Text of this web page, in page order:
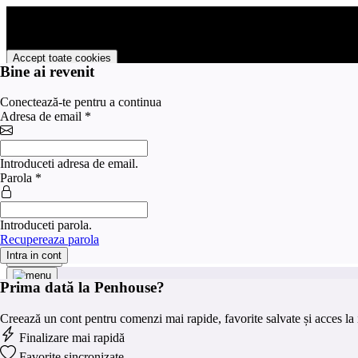
Accept toate cookies
Personalizare cookies
Preferinte pentru cookies
×
Categorie
Strict
necesare
Serviciile de marketing sunt folosite pentru a urmări
valoroase pentru editorii și agenții de publicitate terți.
Analitice
Serviciile de analiză servesc la îmbunătățirea
Salveaza
Bine ai revenit
Conectează-te pentru a continua
Adresa de email *
Introduceti adresa de email.
Parola *
Introduceti parola.
Recupereaza parola
Intra in cont
Prima dată la Penhouse?
Creează un cont pentru comenzi mai rapide, favorite salvate și acces
Finalizare mai rapidă